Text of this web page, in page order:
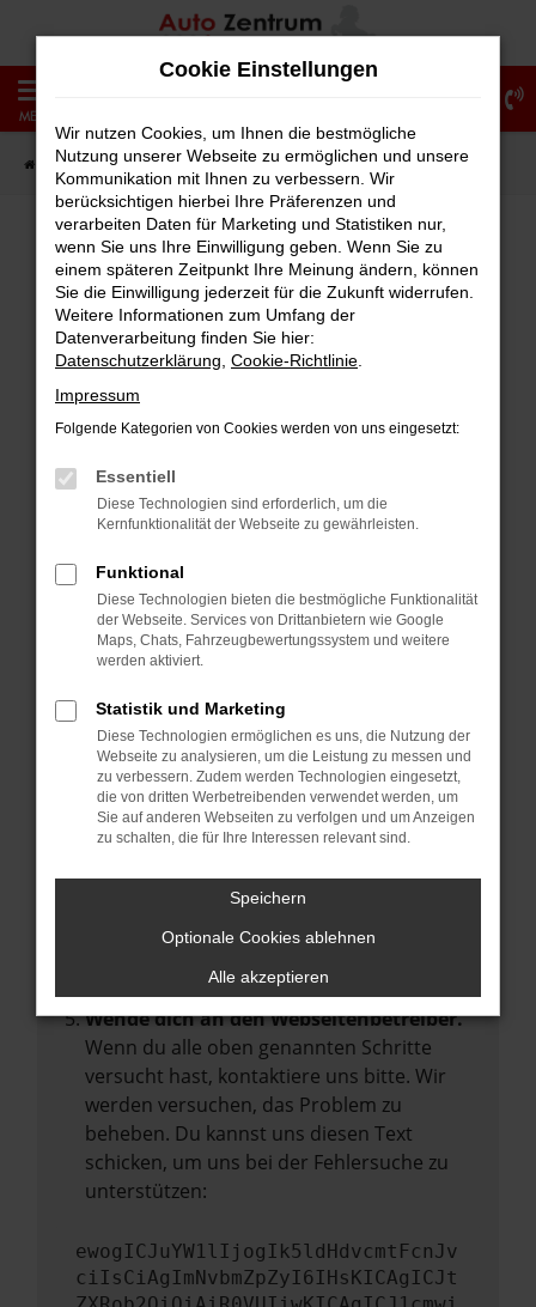
Zum
springen
MENÜ
Startseite Fahrzeugangebote Fahrzeug-Showroom
Fehler: Network Error
Beim Laden ist ein Fehler aufgetreten.
Hier sind ein paar Tipps, die dir helfen können:
Überprüfe deine Firewall und deine
Internetverbindung.
deine Suchmaschine?
Prüfe deine Browsererweiterungen.
können das Laden bestimmter Seiten
verhindern. Funktioniert die Seite in einem
anderen Browser oder in einem privaten
Fenster?
Starte dein Gerät neu.
Das kann manchmal helfen,
vorübergehende Probleme zu beheben.
Stelle sicher, dass dein Browser und dein
Betriebssystem auf dem neuesten Stand
Veraltete Software birgt nicht nur ein
führen, dass bestimmte Funktionen nicht
mehr unterstützt werden.
Wende dich an den Webseitenbetreiber.
Wenn du alle oben genannten Schritte
versucht hast, kontaktiere uns bitte. Wir
werden versuchen, das Problem zu
beheben. Du kannst uns diesen Text
schicken, um uns bei der Fehlersuche zu
unterstützen:
ewogICJuYW1lIjogIk5ldHdvcmtFcnJv
ciIsCiAgImNvbmZpZyI6IHsKICAgICJt
Cookie Einstellungen
Wir nutzen Cookies, um Ihnen die bestmögliche
Nutzung unserer Webseite zu ermöglichen und unsere
Kommunikation mit Ihnen zu verbessern. Wir
berücksichtigen hierbei Ihre Präferenzen und
verarbeiten Daten für Marketing und Statistiken nur,
wenn Sie uns Ihre Einwilligung geben. Wenn Sie zu
einem späteren Zeitpunkt Ihre Meinung ändern, können
Sie die Einwilligung jederzeit für die Zukunft widerrufen.
Weitere Informationen zum Umfang der
Datenverarbeitung finden Sie hier:
Datenschutzerklärung Cookie-Richtlinie
Impressum
Folgende Kategorien von Cookies werden von uns eingesetzt:
Essentiell
Diese Technologien sind erforderlich, um die
Kernfunktionalität der Webseite zu gewährleisten.
Funktional
Diese Technologien bieten die bestmögliche Funktionalität
der Webseite. Services von Drittanbietern wie Google
Maps, Chats, Fahrzeugbewertungssystem und weitere
werden aktiviert.
Statistik und Marketing
Diese Technologien ermöglichen es uns, die Nutzung der
Webseite zu analysieren, um die Leistung zu messen und
zu verbessern. Zudem werden Technologien eingesetzt,
die von dritten Werbetreibenden verwendet werden, um
Sie auf anderen Webseiten zu verfolgen und um Anzeigen
zu schalten, die für Ihre Interessen relevant sind.
Speichern
Optionale Cookies ablehnen
Alle akzeptieren